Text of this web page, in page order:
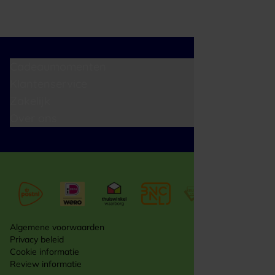
Algemene voorwaarden
Privacy beleid
Cookie informatie
Review informatie